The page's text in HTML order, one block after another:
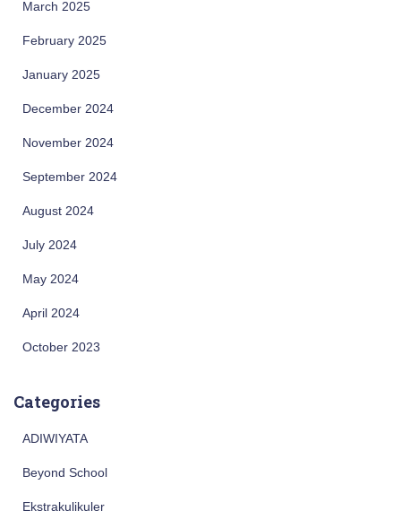
March 2025
February 2025
January 2025
December 2024
November 2024
September 2024
August 2024
July 2024
May 2024
April 2024
October 2023
Categories
ADIWIYATA
Beyond School
Ekstrakulikuler